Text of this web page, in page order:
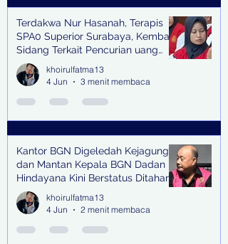
Terdakwa Nur Hasanah, Terapis
SPA0 Superior Surabaya, Kembali
Sidang Terkait Pencurian uang
senilai Rp1,285 M di PN Surabaya
khoirulfatma13
4 Jun
3 menit membaca
Kantor BGN Digeledah Kejagung
dan Mantan Kepala BGN Dadan
Hindayana Kini Berstatus Ditahan
khoirulfatma13
4 Jun
2 menit membaca